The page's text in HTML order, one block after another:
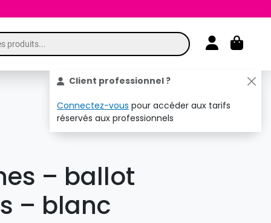
Mon
Panier
– ballot
– blanc
Client professionnel ?
Connectez-vous pour accéder aux tarifs
réservés aux professionnels